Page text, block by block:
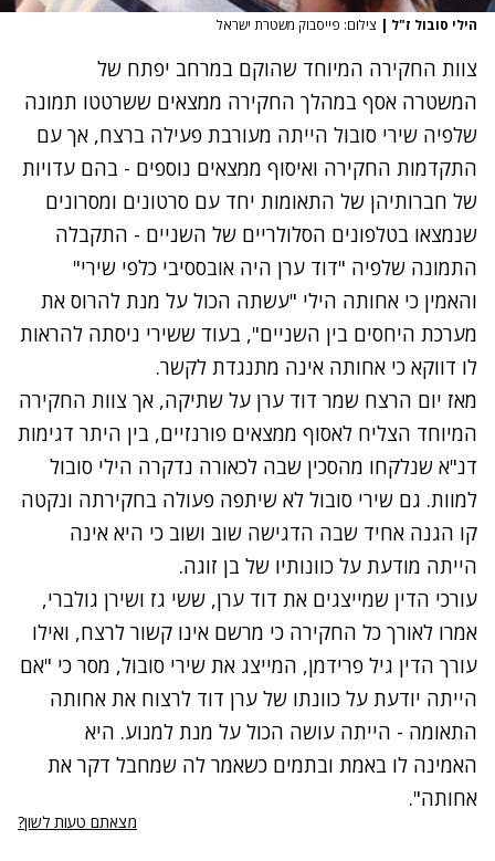
הילי סובול ז"ל | צילום: פייסבוק משטרת ישראל
צוות החקירה המיוחד שהוקם במרחב יפתח של
המשטרה אסף במהלך החקירה ממצאים ששרטטו תמונה
שלפיה שירי סובול הייתה מעורבת פעילה ברצח, אך עם
התקדמות החקירה ואיסוף ממצאים נוספים - בהם עדויות
של חברותיהן של התאומות יחד עם סרטונים ומסרונים
שנמצאו בטלפונים הסלולריים של השניים - התקבלה
התמונה שלפיה "דוד ערן היה אובססיבי כלפי שירי"
והאמין כי אחותה הילי "עשתה הכול על מנת להרוס את
מערכת היחסים בין השניים", בעוד ששירי ניסתה להראות
לו דווקא כי אחותה אינה מתנגדת לקשר.
מאז יום הרצח שמר דוד ערן על שתיקה, אך צוות החקירה
המיוחד הצליח לאסוף ממצאים פורנזיים, בין היתר דגימות
דנ"א שנלקחו מהסכין שבה לכאורה נדקרה הילי סובול
למוות. גם שירי סובול לא שיתפה פעולה בחקירתה ונקטה
קו הגנה אחיד שבה הדגישה שוב ושוב כי היא אינה
הייתה מודעת על כוונותיו של בן זוגה.
עורכי הדין שמייצגים את דוד ערן, ששי גז ושירן גולברי,
אמרו לאורך כל החקירה כי מרשם אינו קשור לרצח, ואילו
עורך הדין גיל פרידמן, המייצג את שירי סובול, מסר כי "אם
הייתה יודעת על כוונתו של ערן דוד לרצוח את אחותה
התאומה - הייתה עושה הכול על מנת למנוע. היא
האמינה לו באמת ובתמים כשאמר לה שמחבל דקר את
אחותה".
מצאתם טעות לשון?